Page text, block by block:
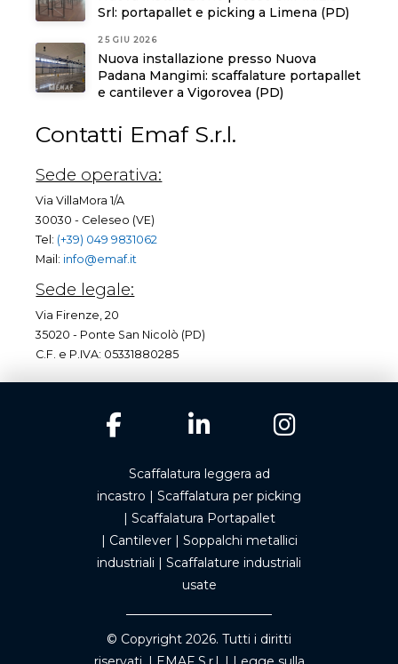
Srl: portapallet e picking a Limena (PD)
25 GIU 2026
Nuova installazione presso Nuova
Padana Mangimi: scaffalature portapallet
e cantilever a Vigorovea (PD)
Contatti Emaf S.r.l.
Sede operativa:
Via VillaMora 1/A
30030 - Celeseo (VE)
Tel: (+39) 049 9831062
Mail: info@emaf.it
Sede legale:
Via Firenze, 20
35020 - Ponte San Nicolò (PD)
C.F. e P.IVA: 05331880285
Scaffalatura leggera ad
incastro | Scaffalatura per picking
| Scaffalatura Portapallet
| Cantilever| Soppalchi metallici
industriali | Scaffalature industriali
usate
© Copyright 2026. Tutti i diritti